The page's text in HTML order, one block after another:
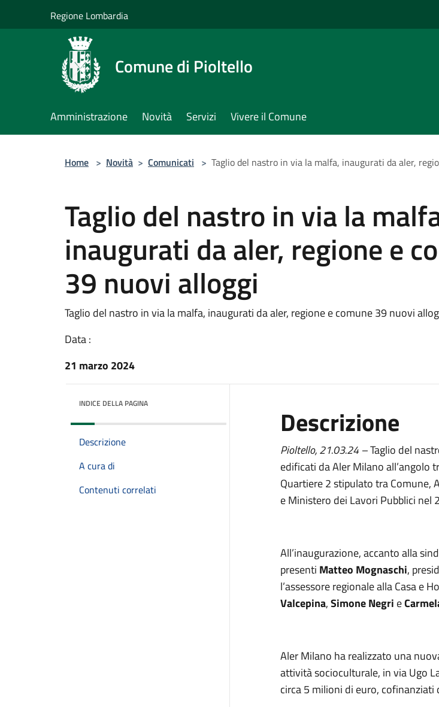
Regione Lombardia
Comune di Pioltello
Amministrazione Novità Servizi Vivere il Comune
Home > Novità > Comunicati > Taglio del nastro in via la malfa, inaugurati da aler,
Taglio del nastro in via la
inaugurati da aler, regione e
39 nuovi alloggi
Taglio del nastro in via la malfa, inaugurati da aler, regione e comune 39 nuovi
Data :
21 marzo 2024
INDICE DELLA PAGINA
Descrizione
A cura di
Contenuti correlati
Descrizione
Pioltello,21.03.24–Taglio del
edificati da Aler Milano all’angolo
Quartiere 2 stipulato tra Comune,
e Ministero dei Lavori Pubblici nel
All’inaugurazione, accanto alla
presenti Matteo Mognaschi,
l’assessore regionale alla Casa e
Valcepina,Simone Negri e
Aler Milano ha realizzato una
attività socioculturale, in via Ugo
circa 5 milioni di euro, cofinanziati